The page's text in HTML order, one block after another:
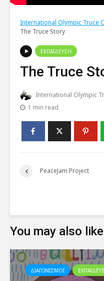
International Olympic Truce
The Truce Story
ΕΚΠΑΙΔΕΥΣΗ
The Truce
International Olympic
1 min read
PeaceJam Project
You may also like
ΔΙΑΓΩΝΙΣΜΟΙ